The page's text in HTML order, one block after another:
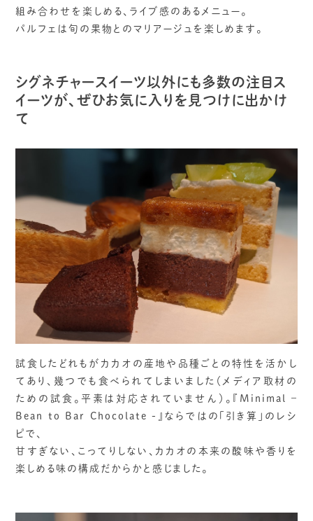
組み合わせを楽しめる、ライブ感のあるメニュー。
パルフェは旬の果物とのマリアージュを楽しめます。
シグネチャースイーツ以外にも多数の注目ス
イーツが、ぜひお気に入りを見つけに出かけ
て
試食したどれもがカカオの産地や品種ごとの特性を活かし
てあり、幾つでも食べられてしまいました（メディア取材の
ための試食。平素は対応されていません）。『Minimal –
Bean to Bar Chocolate -』ならではの「引き算」のレシ
ピで、
甘すぎない、こってりしない、カカオの本来の酸味や香りを
楽しめる味の構成だからかと感じました。